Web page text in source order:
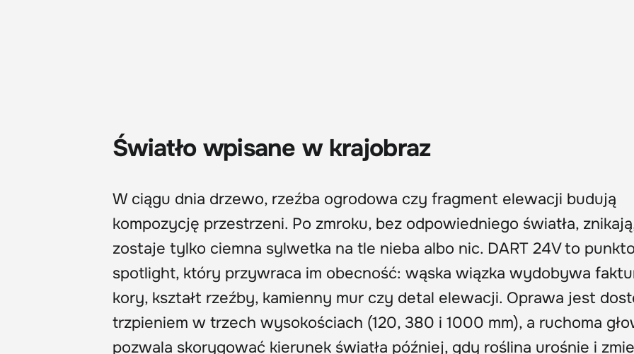
Światło wpisane w krajobraz
W ciągu dnia drzewo, rzeźba ogrodowa czy fragment elewacji budują
kompozycję przestrzeni. Po zmroku, bez odpowiedniego światła,
zostaje tylko ciemna sylwetka na tle nieba albo nic. DART 24V to
spotlight, który przywraca im obecność: wąska wiązka wydobywa
kory, kształt rzeźby, kamienny mur czy detal elewacji. Oprawa jest
trzpieniem w trzech wysokościach (120, 380 i 1000 mm), a ruchoma
pozwala skorygować kierunek światła później, gdy roślina urośnie i